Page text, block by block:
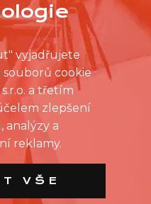
vyjadřujete
souborů cookie
a třetím
zlepšení
analýzy a
reklamy.
VŠE